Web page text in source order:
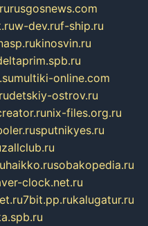
rusgosnews.com
w-dev.ruf-ship.ru
kinosvin.ru
multiki-online.com
detskiy-ostrov.ru
nix-files.org.ru
sputnikyes.ru
zallclub.ru
haikko.rusobakopedia.ru
clock.net.ru
7bit.pp.rukalugatur.ru